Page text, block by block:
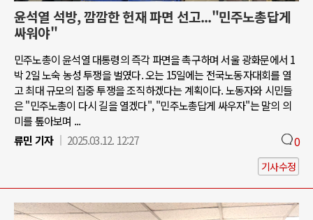
윤석열 석방, 깜깜한 헌재 파면 선고..."민주노총답게
싸워야"
민주노총이 윤석열 대통령의 즉각 파면을 촉구하며 서울 광화문에서 1
박 2일 노숙 농성 투쟁을 벌였다. 오는 15일에는 전국노동자대회를 열
고 최대 규모의 집중 투쟁을 조직하겠다는 계획이다. 노동자와 시민들
은 "민주노총이 다시 길을 열겠다", "민주노총답게 싸우자"는 말의 의
미를 톺아보며 ...
류민 기자
2025.03.12. 12:27 0
기사수정